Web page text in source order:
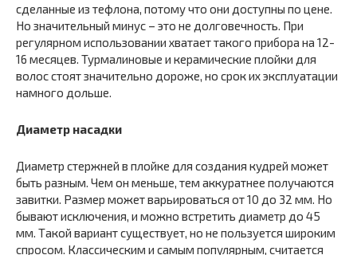
сделанные из тефлона, потому что они доступны по цене.
Но значительный минус – это не долговечность. При
регулярном использовании хватает такого прибора на 12-
16 месяцев. Турмалиновые и керамические плойки для
волос стоят значительно дороже, но срок их эксплуатации
намного дольше.
Диаметр насадки
Диаметр стержней в плойке для создания кудрей может
быть разным. Чем он меньше, тем аккуратнее получаются
завитки. Размер может варьироваться от 10 до 32 мм. Но
бывают исключения, и можно встретить диаметр до 45
мм. Такой вариант существует, но не пользуется широким
спросом. Классическим и самым популярным, считается